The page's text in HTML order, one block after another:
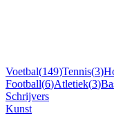
Voetbal(149)Tennis(3)
Football(6)Atletiek(3)
Schrijvers
Kunst